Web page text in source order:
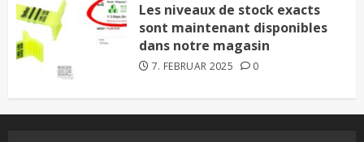
Les niveaux de stock exacts
sont maintenant disponibles
dans notre magasin
7. FEBRUAR 2025 0